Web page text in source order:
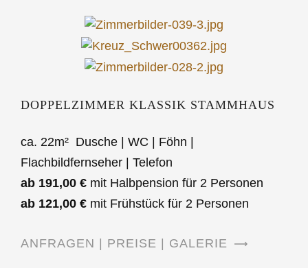
DOPPELZIMMER KLASSIK STAMMHAUS
ca. 22m² Dusche | WC | Föhn |
Flachbildfernseher | Telefon
ab 191,00 € mit Halbpension für 2 Personen
ab 121,00 € mit Frühstück für 2 Personen
ANFRAGEN | PREISE | GALERIE